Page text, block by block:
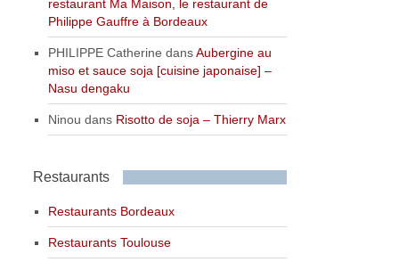
restaurant Ma Maison, le restaurant de
Philippe Gauffre à Bordeaux
PHILIPPE Catherine dansAubergine au
miso et sauce soja [cuisine japonaise] –
Nasu dengaku
Ninou dans Risotto de soja – Thierry Marx
Restaurants
Restaurants Bordeaux
Restaurants Toulouse